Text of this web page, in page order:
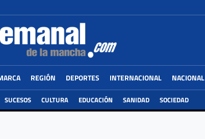
REGIÓN DEPORTES INTERNACIONAL NACIONAL
SUCESOS CULTURA EDUCACIÓN SANIDAD SOCIEDAD